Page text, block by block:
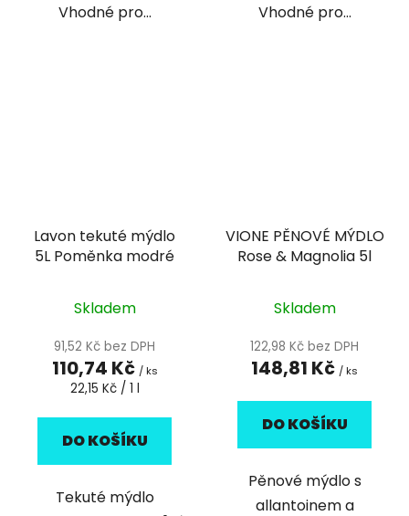
Vhodné pro...
Vhodné pro...
Lavon tekuté mýdlo
5L Poměnka modré
Skladem
91,52 Kč bez DPH
110,74 Kč / ks
Měrná
22,15 Kč / 1 l
DO KOŠÍKU
Tekuté mýdlo
VIONE PĚNOVÉ MÝDLO
Rose & Magnolia 5l
Skladem
122,98 Kč bez DPH
148,81 Kč / ks
DO KOŠÍKU
Pěnové mýdlo s
allantoinem a